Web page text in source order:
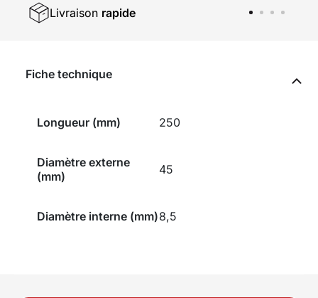
Livraison rapide
Fiche technique
Longueur (mm) 250
Diamètre externe
(mm)
45
Diamètre interne (mm)8,5